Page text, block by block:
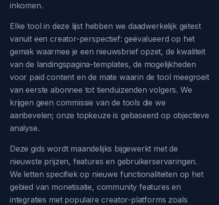
inkomen.
Elke tool in deze lijst hebben we daadwerkelijk getest
vanuit een creator-perspectief: geëvalueerd op het
gemak waarmee je een nieuwsbrief opzet, de kwaliteit
van de landingspagina-templates, de mogelijkheden
voor paid content en de mate waarin de tool meegroeit
van eerste abonnee tot tienduizenden volgers. We
krijgen geen commissie van de tools die we
aanbevelen; onze topkeuze is gebaseerd op objectieve
analyse.
Deze gids wordt maandelijks bijgewerkt met de
nieuwste prijzen, features en gebruikerservaringen.
We letten specifiek op nieuwe functionaliteiten op het
gebied van monetisatie, community features en
integraties met populaire creator-platforms zoals